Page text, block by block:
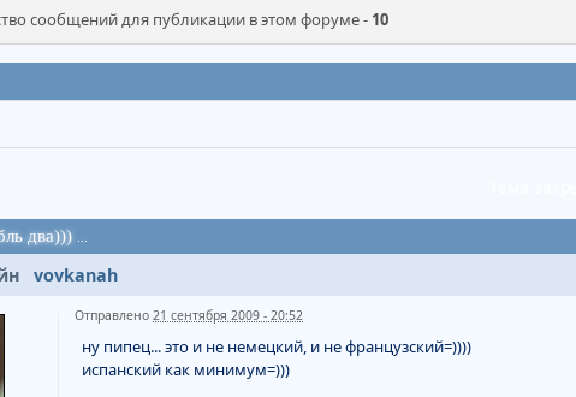
сообщений для публикации в этом форуме - 10
два)))
vovkanah
Отправлено 21 сентября 2009 - 20:52
ну пипец... это и не немецкий, и не французский=))))
испанский как минимум=)))